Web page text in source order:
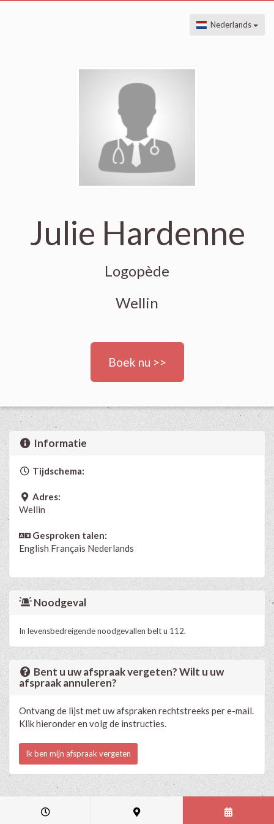
Nederlands
Julie Hardenne
Logopède
Wellin
Boek nu >>
Informatie
Tijdschema:
Adres:
Wellin
Gesproken talen:
English Français Nederlands
Noodgeval
In levensbedreigende noodgevallen belt u 112.
Bent u uw afspraak vergeten? Wilt u uw
afspraak annuleren?
Ontvang de lijst met uw afspraken rechtstreeks per e-mail.
Klik hieronder en volg de instructies.
Ik ben mijn afspraak vergeten
2015 - 2026 -
lees de privacyverklaring van deze praktijk